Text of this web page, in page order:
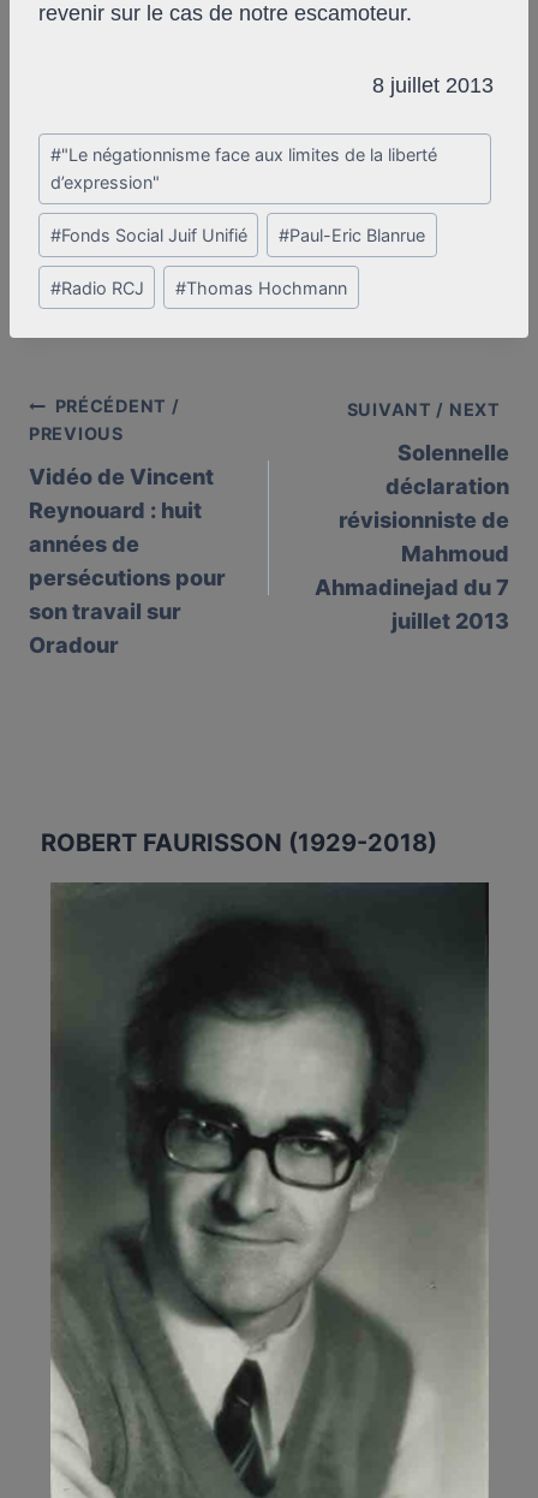
revenir sur le cas de notre escamoteur.
8 juillet 2013
Post
Tags:
#"Le négationnisme face aux limites de la liberté
d’expression"
#Fonds Social Juif Unifié #Paul-Eric Blanrue
#Radio RCJ #Thomas Hochmann
Post
navigation
PRÉCÉDENT /
PREVIOUS
Vidéo de Vincent
Reynouard : huit
années de
persécutions pour
son travail sur
Oradour
SUIVANT / NEXT
Solennelle
déclaration
révisionniste de
Mahmoud
Ahmadinejad du 7
juillet 2013
ROBERT FAURISSON (1929-2018)